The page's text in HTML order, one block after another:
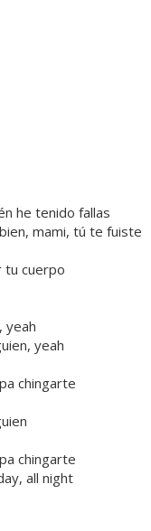
he tenido fallas
mami, tú te fuiste
tu cuerpo
yeah
yeah
chingarte
chingarte
all night